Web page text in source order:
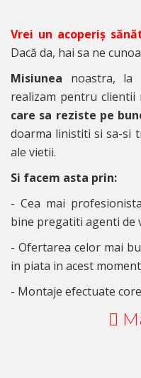
Vrei un acoperiș
Dacă da, hai sa ne
Misiunea noastra, la
realizam pentru clientii
care sa reziste pe
doarma linistiti si sa-si
ale vietii.
Si facem asta prin:
- Cea mai
bine pregatiti agenti de
- Ofertarea celor mai
in piata in acest moment
- Montaje efectuate